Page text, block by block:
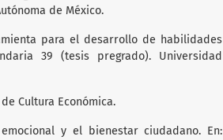
de México.
para el desarrollo de habilidades
39 (tesis pregrado). Universidad
Cultura Económica.
y el bienestar ciudadano. En: